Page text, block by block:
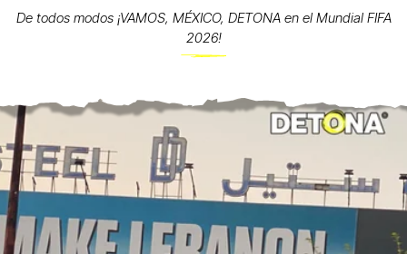
De todos modos ¡VAMOS, MÉXICO, DETONA en el Mundial FIFA
2026!